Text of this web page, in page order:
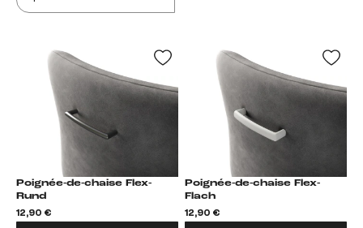
Poignée-de-chaise Flex-
Rund
12,90 €
Poignée-de-chaise Flex-
Flach
12,90 €